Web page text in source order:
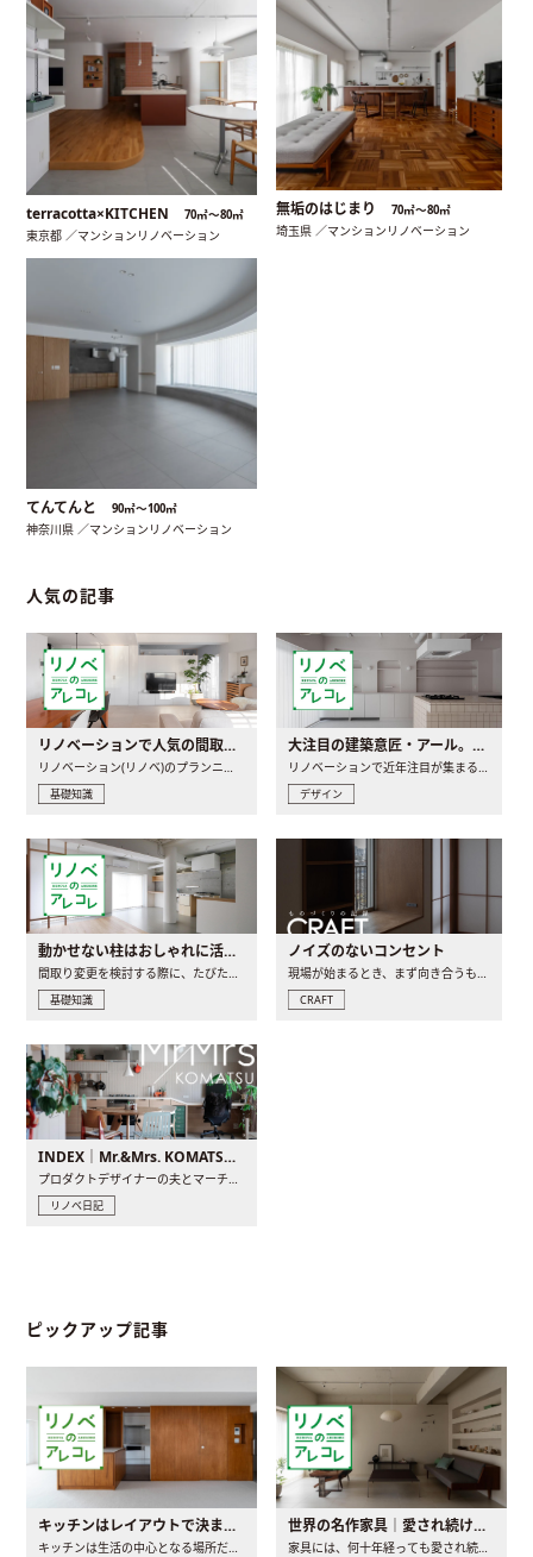
terracotta×KITCHEN 70㎡〜80㎡
東京都 ／マンションリノベーション
無垢のはじまり 70㎡〜80㎡
埼玉県 ／マンションリノベーション
てんてんと 90㎡〜100㎡
神奈川県 ／マンションリノベーション
人気の記事
リノベーションで人気の間取りとは？トレンドの間取りと実例を徹底解説
リノベーション(リノベ)のプランニングで一番最初に決めるのは..
基礎知識
大注目の建築意匠・アール。人気の理由と空間に取り入れるポイント
リノベーションで近年注目が集まる建築意匠の一つであるアール..
デザイン
動かせない柱はおしゃれに活用！柱を魅せるリノベーション(リノベ)4選
間取り変更を検討する際に、たびたび皆さんの頭を悩ませる動か..
基礎知識
ノイズのないコンセント
現場が始まるとき、まず向き合うものの一つがコンセントです..
CRAFT
INDEX｜Mr.&Mrs. KOMATSU renovation diary
プロダクトデザイナーの夫とマーチャンダイザーの妻が、夫婦で..
リノベ日記
ピックアップ記事
キッチンはレイアウトで決まる。後悔しないための考え方と選び方
キッチンは生活の中心となる場所だからこそ、家の中のどこに置..
世界の名作家具｜愛され続ける理由と一生モノとの出会い方
家具には、何十年経っても愛され続ける「名作」と呼ばれるもの..